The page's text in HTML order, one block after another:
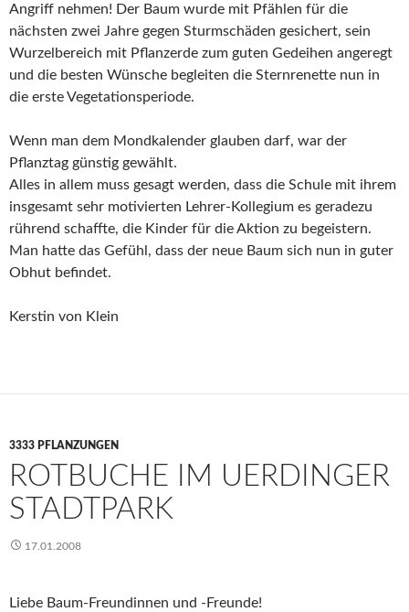
Angriff nehmen! Der Baum wurde mit Pfählen für die
nächsten zwei Jahre gegen Sturmschäden gesichert, sein
Wurzelbereich mit Pflanzerde zum guten Gedeihen angeregt
und die besten Wünsche begleiten die Sternrenette nun in
die erste Vegetationsperiode.
Wenn man dem Mondkalender glauben darf, war der
Pflanztag günstig gewählt.
Alles in allem muss gesagt werden, dass die Schule mit ihrem
insgesamt sehr motivierten Lehrer-Kollegium es geradezu
rührend schaffte, die Kinder für die Aktion zu begeistern.
Man hatte das Gefühl, dass der neue Baum sich nun in guter
Obhut befindet.
Kerstin von Klein
3333 PFLANZUNGEN
ROTBUCHE IM UERDINGER
STADTPARK
17.01.2008
Liebe Baum-Freundinnen und -Freunde!